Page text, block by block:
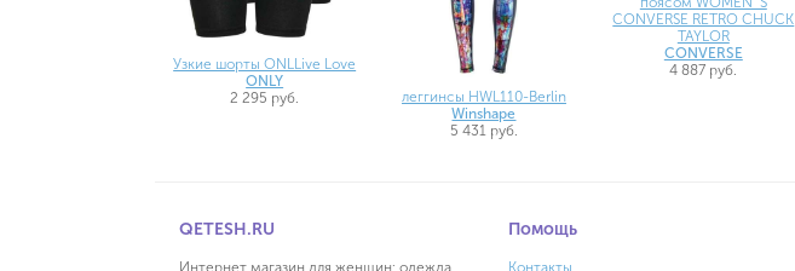
Узкие шорты ONLLive Love
ONLY
2 295 руб.
леггинсы HWL110-Berlin
Winshape
5 431 руб.
CONVERSE RETRO CHUCK
TAYLOR
CONVERSE
4 887 руб.
QETESH.RU Помощь